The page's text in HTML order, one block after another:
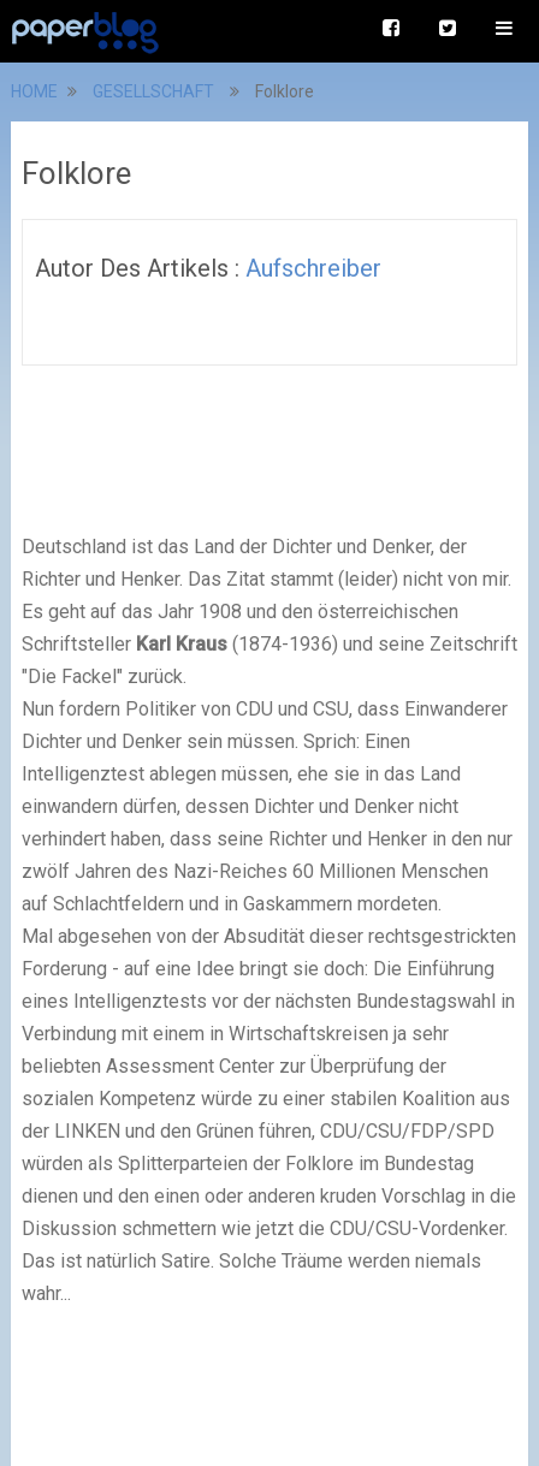
HOME GESELLSCHAFT Folklore
Folklore
Autor Des Artikels : Aufschreiber
Deutschland ist das Land der Dichter und Denker, der
Richter und Henker. Das Zitat stammt (leider) nicht von mir.
Es geht auf das Jahr 1908 und den österreichischen
Schriftsteller Karl Kraus(1874-1936) und seine Zeitschrift
"Die Fackel" zurück.
Nun fordern Politiker von CDU und CSU, dass Einwanderer
Dichter und Denker sein müssen. Sprich: Einen
Intelligenztest ablegen müssen, ehe sie in das Land
einwandern dürfen, dessen Dichter und Denker nicht
verhindert haben, dass seine Richter und Henker in den nur
zwölf Jahren des Nazi-Reiches 60 Millionen Menschen
auf Schlachtfeldern und in Gaskammern mordeten.
Mal abgesehen von der Absudität dieser rechtsgestrickten
Forderung - auf eine Idee bringt sie doch: Die Einführung
eines Intelligenztests vor der nächsten Bundestagswahl in
Verbindung mit einem in Wirtschaftskreisen ja sehr
beliebten Assessment Center zur Überprüfung der
sozialen Kompetenz würde zu einer stabilen Koalition aus
der LINKEN und den Grünen führen, CDU/CSU/FDP/SPD
würden als Splitterparteien der Folklore im Bundestag
dienen und den einen oder anderen kruden Vorschlag in die
Diskussion schmettern wie jetzt die CDU/CSU-Vordenker.
Das ist natürlich Satire. Solche Träume werden niemals
wahr...